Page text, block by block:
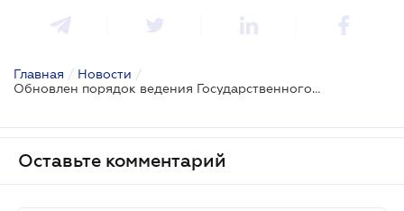
Главная / Новости /
Обновлен порядок ведения Государственного земельного кадастра
Оставьте комментарий